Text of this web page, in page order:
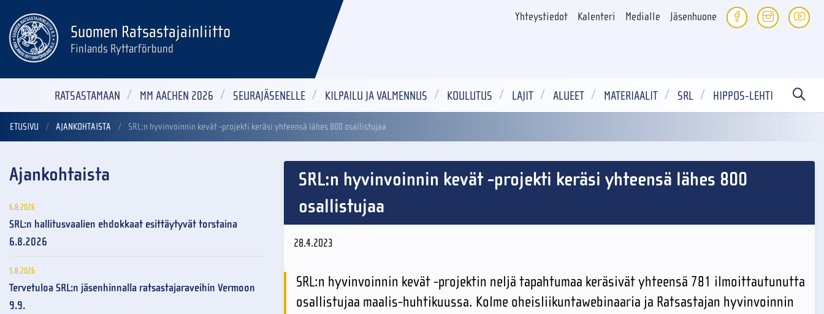
Yhteystiedot Kalenteri Medialle Jäsenhuone
Suomen Ratsastajainliitto
Finlands Ryttarförbund
RATSASTAMAAN MM AACHEN 2026 SEURAJÄSENELLE KILPAILU JA VALMENNUS KOULUTUS LAJIT ALUEET MATERIAALIT SRL HIPPOS-LEHTI
ETUSIVU AJANKOHTAISTA SRL:n hyvinvoinnin kevät -projekti keräsi yhteensä lähes 800 osallistujaa
SRL:n hyvinvoinnin kevät -projekti keräsi yhteensä lähes 800
osallistujaa
28.4.2023
SRL:n hyvinvoinnin kevät -projektin neljä tapahtumaa keräsivät yhteensä 781 ilmoittautunutta
osallistujaa maalis-huhtikuussa. Kolme oheisliikuntawebinaaria ja Ratsastajan hyvinvoinnin
Ajankohtaista
6.8.2026
SRL:n hallitusvaalien ehdokkaat esittäytyvät torstaina
6.8.2026
5.8.2026
Tervetuloa SRL:n jäsenhinnalla ratsastajaraveihin Vermoon
9.9.